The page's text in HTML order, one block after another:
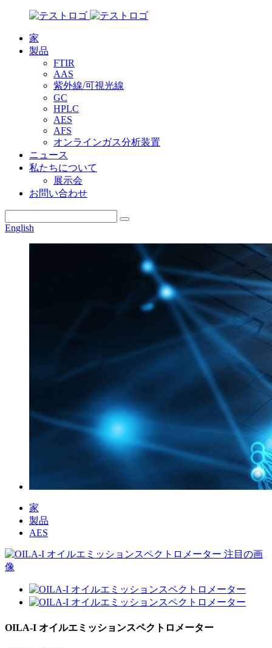
家
製品
FTIR
AAS
紫外線/可視光線
GC
HPLC
AES
AFS
オンラインガス分析装置
ニュース
私たちについて
展示会
お問い合わせ
English
家
製品
AES
OILA-I オイルエミッションスペクトロメーター